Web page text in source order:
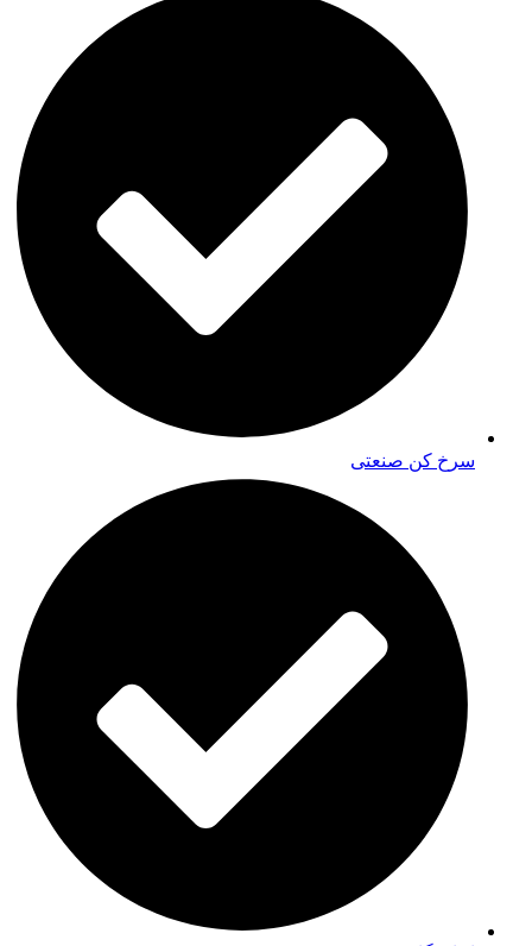
سرخ کن صنعتی